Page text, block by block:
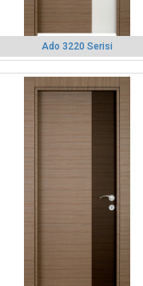
Ado 3220 Serisi